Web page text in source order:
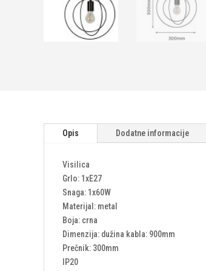
Opis Dodatne informacije
Visilica
Grlo: 1xE27
Snaga: 1x60W
Materijal: metal
Boja: crna
Dimenzija: dužina kabla: 900mm
Prečnik: 300mm
IP20